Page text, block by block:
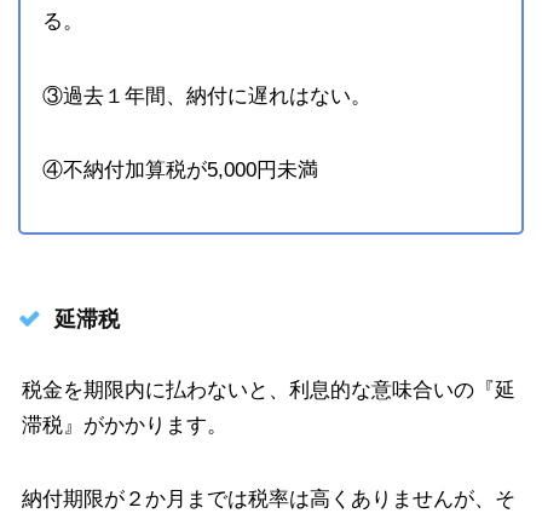
る。
③過去１年間、納付に遅れはない。
④不納付加算税が5,000円未満
延滞税
税金を期限内に払わないと、利息的な意味合いの『延
滞税』がかかります。
納付期限が２か月までは税率は高くありませんが、そ